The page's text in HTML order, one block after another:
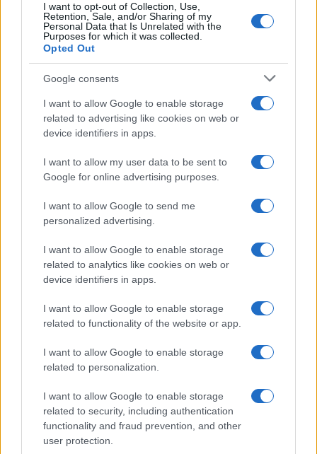
I want to opt-out of Collection, Use,
Retention, Sale, and/or Sharing of my
Personal Data that Is Unrelated with the
Purposes for which it was collected.
Opted Out
Google consents
I want to allow Google to enable storage
related to advertising like cookies on web or
device identifiers in apps.
I want to allow my user data to be sent to
Google for online advertising purposes.
I want to allow Google to send me
personalized advertising.
I want to allow Google to enable storage
related to analytics like cookies on web or
device identifiers in apps.
I want to allow Google to enable storage
related to functionality of the website or app.
I want to allow Google to enable storage
related to personalization.
I want to allow Google to enable storage
related to security, including authentication
functionality and fraud prevention, and other
user protection.